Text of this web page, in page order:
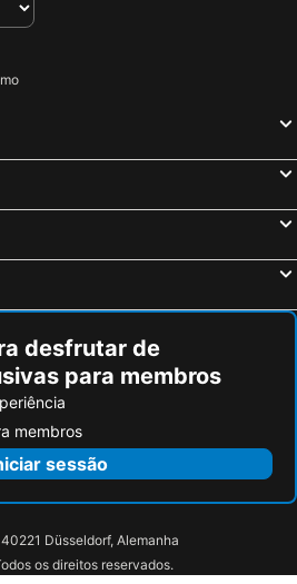
desfrutar de
para membros
membros
sessão
Düsseldorf, Alemanha
os direitos reservados.